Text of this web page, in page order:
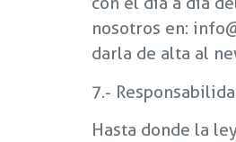
nosotros en:
darla de alta al
7.-
Hasta donde la